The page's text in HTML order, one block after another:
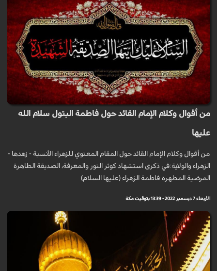
من أقوال وكلام الإمام القائد حول فاطمة البتول سلام الله
عليها
من أقوال وكلام الإمام القائد حول المقام المعنوي للزهراء الأنسية - زهدها -
الزهراء والولاية:في ذكرى استشهاد كوثر النور والمعرفة، الصديقة الطاهرة
المرضية المطهرة فاطمة الزهراء (عليها السلام)
الأربعاء 7 ديسمبر 2022 - 13:39 بتوقيت مكة